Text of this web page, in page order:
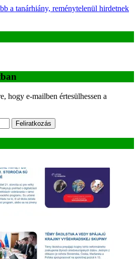
a tanárhiány, reménytelenül hirdetnek
hogy e-mailben értesülhessen a
Feliratkozás